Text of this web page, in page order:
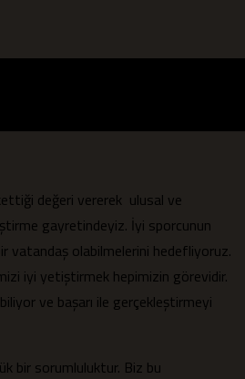
değeri vererek ulusal ve
gayretindeyiz. İyi sporcunun
vatandaş olabilmelerini hedefliyoruz.
iyi yetiştirmek hepimizin görevidir.
ve başarı ile gerçekleştirmeyi
bir sorumluluktur. Biz bu